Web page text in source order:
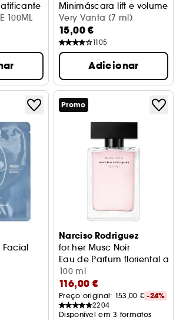
24 horas
100ML
Minimáscara lift e volume
Very Vanta (7 ml)
15,00 €
1105
Adicionar
Facial
Energizante
Promo
Narciso Rodriguez
for her Musc Noir
Eau de Parfum floriental
100 ml
116,00 €
Preço original: 153,00 € -24%
2204
Disponível em 3 formatos